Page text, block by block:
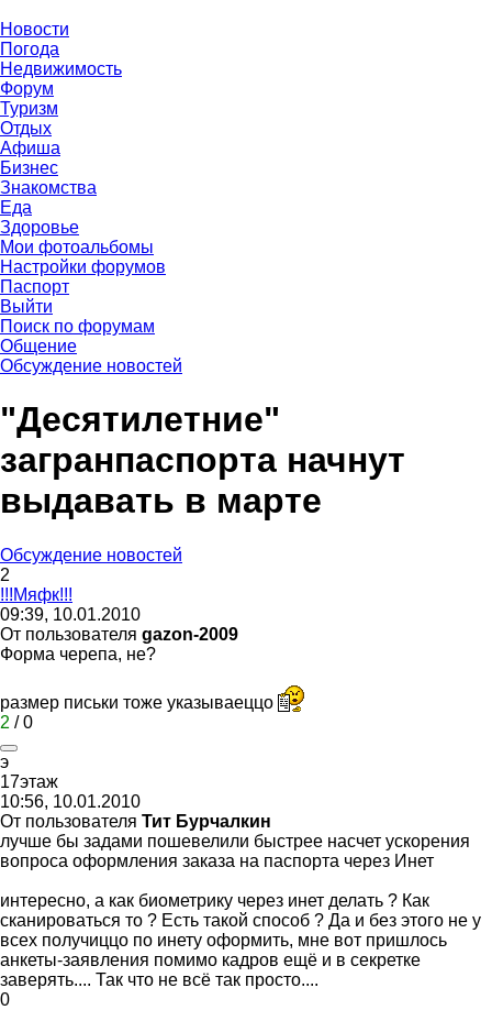
Новости
Погода
Недвижимость
Форум
Туризм
Отдых
Афиша
Бизнес
Знакомства
Еда
Здоровье
Мои фотоальбомы
Настройки форумов
Паспорт
Выйти
Поиск по форумам
Общение
Обсуждение новостей
"Десятилетние"
загранпаспорта начнут
выдавать в марте
Обсуждение новостей
2
!!!Мяфк!!!
09:39, 10.01.2010
От пользователя gazon-2009
Форма черепа, не?
размер письки тоже указываеццо
2 /0
э
17этаж
10:56, 10.01.2010
От пользователя Тит Бурчалкин
лучше бы задами пошевелили быстрее насчет ускорения
вопроса оформления заказа на паспорта через Инет
интересно, а как биометрику через инет делать ? Как
сканироваться то ? Есть такой способ ? Да и без этого не у
всех получиццо по инету оформить, мне вот пришлось
анкеты-заявления помимо кадров ещё и в секретке
заверять.... Так что не всё так просто....
0